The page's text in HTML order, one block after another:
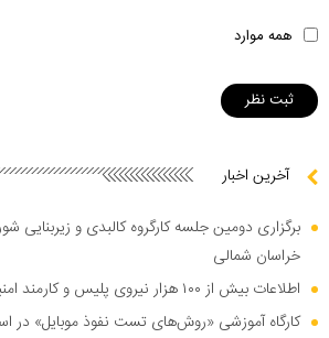
همه موارد
آخرین اخبار
برگزاری دومین جلسه کارگروه کالبدی و زیربنایی
خراسان شمالی
اطلاعات بیش از ۱۰۰ هزار نیروی پلیس و کارمند امنیتی بریتانیا هک شد
کارگاه آموزشی «روش‌های تست نفوذ موبایل» در